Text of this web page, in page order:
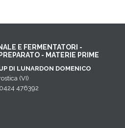
E FERMENTATORI -
- MATERIE PRIME
DI LUNARDON DOMENICO
(VI)
476392